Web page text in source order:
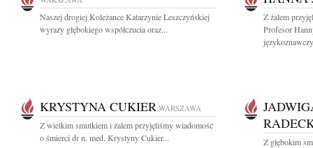
Naszej drogiej Koleżance Katarzynie Leszczyńskiej
wyrazy głębokiego współczucia oraz...
Z żalem
Profesor
KRYSTYNA CUKIER WARSZAWA
Z wielkim smutkiem i żalem przyjęliśmy wiadomość
o śmierci dr n. med. Krystyny Cukier...
Z głębokim